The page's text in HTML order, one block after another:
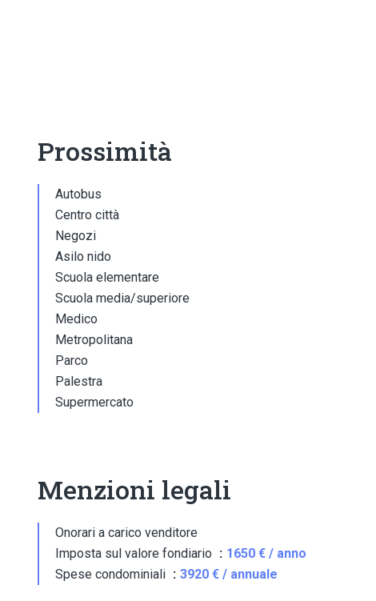
Prossimità
Autobus
Centro città
Negozi
Asilo nido
Scuola elementare
Scuola media/superiore
Medico
Metropolitana
Parco
Palestra
Supermercato
Menzioni legali
Onorari a carico venditore
Imposta sul valore fondiario
1650 € / anno
Spese condominiali
3920 € / annuale